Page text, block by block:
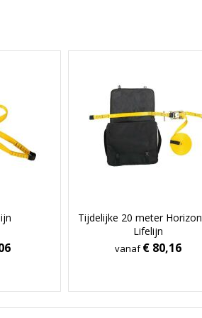
Tijdelijke 20 meter
Lifelijn
vanaf€ 80,16